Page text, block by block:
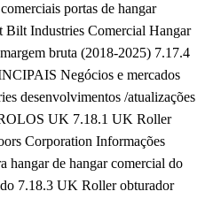
portas de hangar
Bilt Industries Comercial Hangar
bruta (2018-2025) 7.17.4
Negócios e mercados
desenvolvimentos /atualizações
UK 7.18.1 UK Roller
Corporation Informações
hangar de hangar comercial do
7.18.3 UK Roller obturador